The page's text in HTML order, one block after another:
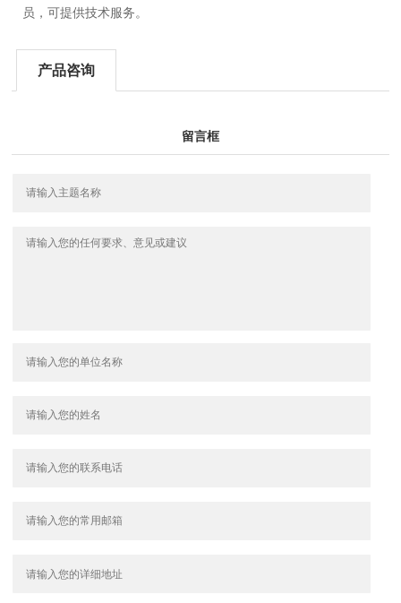
员，可提供技术服务。
产品咨询
留言框